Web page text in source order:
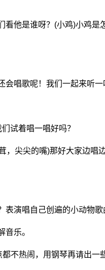
他是谁呀？(小鸡)小鸡是
唱歌呢！我们一起来听一
试着唱一唱好吗？
尖尖的嘴)那好大家边唱
演唱自己创遍的小动物歌
乐。
热闹，用钢琴再请出一